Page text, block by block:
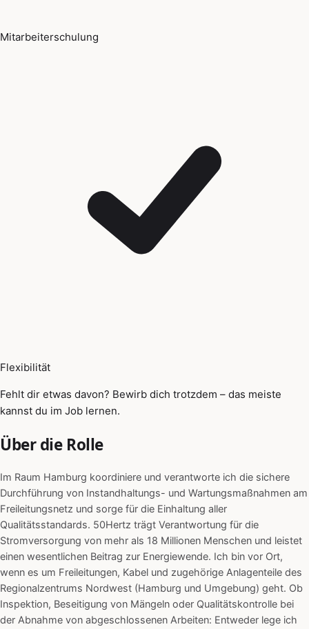
Mitarbeiterschulung
Flexibilität
Fehlt dir etwas davon? Bewirb dich trotzdem – das meiste
kannst du im Job lernen.
Über die Rolle
Im Raum Hamburg koordiniere und verantworte ich die sichere
Durchführung von Instandhaltungs- und Wartungsmaßnahmen am
Freileitungsnetz und sorge für die Einhaltung aller
Qualitätsstandards. 50Hertz trägt Verantwortung für die
Stromversorgung von mehr als 18 Millionen Menschen und leistet
einen wesentlichen Beitrag zur Energiewende. Ich bin vor Ort,
wenn es um Freileitungen, Kabel und zugehörige Anlagenteile des
Regionalzentrums Nordwest (Hamburg und Umgebung) geht. Ob
Inspektion, Beseitigung von Mängeln oder Qualitätskontrolle bei
der Abnahme von abgeschlossenen Arbeiten: Entweder lege ich